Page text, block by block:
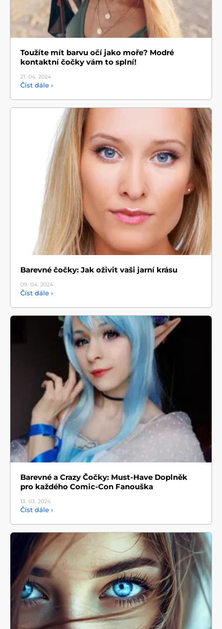
Toužíte mít barvu očí jako moře? Modré
kontaktní čočky vám to splní!
21. 04. 2024
Číst dále ›
Barevné čočky: Jak oživit vaši jarní krásu
09. 04. 2024
Číst dále ›
Barevné a Crazy Čočky: Must-Have Doplněk
pro každého Comic-Con Fanouška
13. 03. 2024
Číst dále ›